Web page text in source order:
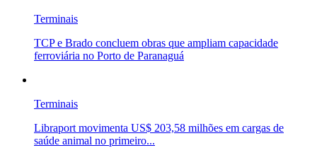
Terminais
TCP e Brado concluem obras que ampliam capacidade
ferroviária no Porto de Paranaguá
Terminais
Libraport movimenta US$ 203,58 milhões em cargas de
saúde animal no primeiro...